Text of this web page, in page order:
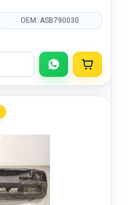
OEM: ASB790030